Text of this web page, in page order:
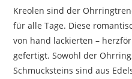
Kreolen sind der
für alle Tage. Diese
von hand lackierten –
gefertigt. Sowohl der
Schmucksteins sind aus